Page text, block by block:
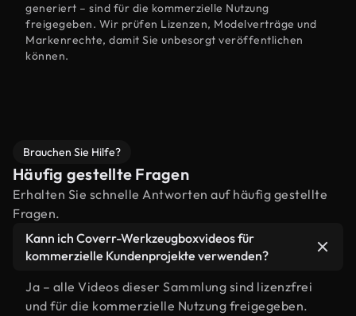
generiert – sind für die kommerzielle Nutzung
freigegeben. Wir prüfen Lizenzen, Modelverträge und
Markenrechte, damit Sie unbesorgt veröffentlichen
können.
Brauchen Sie Hilfe?
Häufig gestellte Fragen
Erhalten Sie schnelle Antworten auf häufig gestellte
Fragen.
Kann ich Coverr-Werkzeugboxvideos für
kommerzielle Kundenprojekte verwenden?
Ja – alle Videos dieser Sammlung sind lizenzfrei
und für die kommerzielle Nutzung freigegeben.